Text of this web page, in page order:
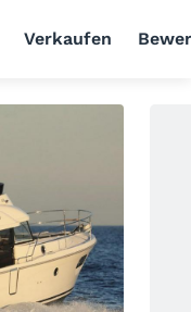
Verkaufen